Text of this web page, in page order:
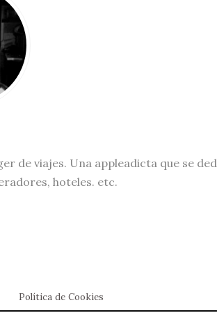
de viajes. Una appleadicta que se
hoteles. etc.
Política de Cookies